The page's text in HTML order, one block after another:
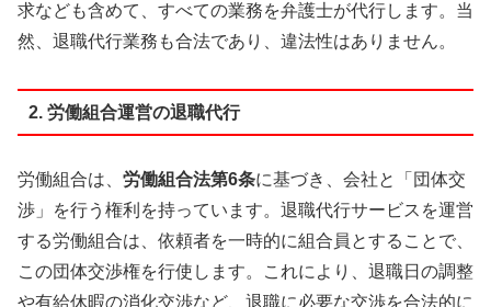
求なども含めて、すべての業務を弁護士が代行します。当
然、退職代行業務も合法であり、違法性はありません。
2. 労働組合運営の退職代行
労働組合は、 労働組合法第6条に基づき、会社と「団体交
渉」を行う権利を持っています。退職代行サービスを運営
する労働組合は、依頼者を一時的に組合員とすることで、
この団体交渉権を行使します。これにより、退職日の調整
や有給休暇の消化交渉など、退職に必要な交渉を合法的に